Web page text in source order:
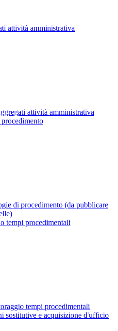
attività amministrativa
attività amministrativa
di procedimento (da pubblicare
tempi procedimentali
tempi procedimentali
sostitutive e acquisizione d'ufficio